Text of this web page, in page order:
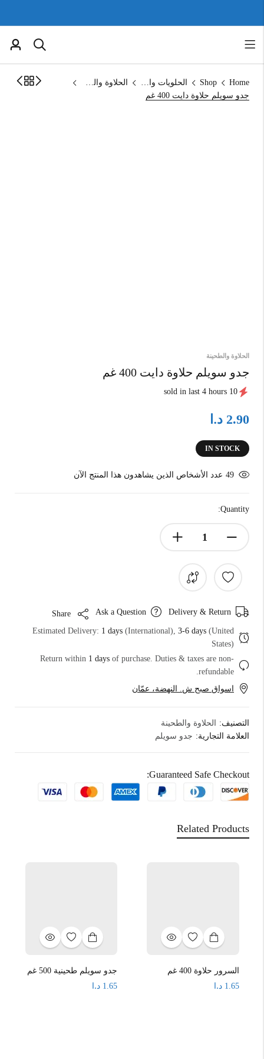
Home
Shop الحلويات والمخبوزات
الحلاوة والطحينة
جدو سويلم حلاوة دايت 400 غم
الحلاوة والطحينة
جدو سويلم حلاوة دايت 400 غم
10 sold in last 4 hours
2.90 د.ا
IN STOCK
49 عدد الأشخاص الذين يشاهدون هذا المنتج الآن
Quantity:
Delivery & Return
Ask a Question
Estimated Delivery: 1 days (International), 3-6 days (United
States)
Return within 1 days of purchase. Duties & taxes are non-
refundable.
اسواق صبح ش. النهضة، عمّان
التصنيف:
الحلاوة والطحينة
العلامة التجارية: جدو سويلم
Guaranteed Safe Checkout:
Related Products
السرور حلاوة 400 غم
1.65 د.ا
جدو سويلم طحينية 500 غم
1.65 د.ا